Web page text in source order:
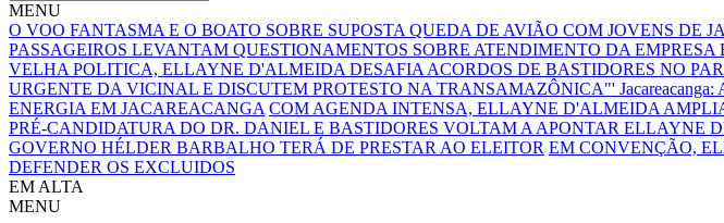
MENU
O VOO FANTASMA E O BOATO SOBRE SUPOSTA QUEDA DE AVIÃO COM JOVENS DE
PASSAGEIROS LEVANTAM QUESTIONAMENTOS SOBRE ATENDIMENTO DA
VELHA POLITICA, ELLAYNE D'ALMEIDA DESAFIA ACORDOS DE BASTIDORES NO
URGENTE DA VICINAL E DISCUTEM PROTESTO NA TRANSAMAZÔNICA"'
ENERGIA EM JACAREACANGA COM AGENDA INTENSA, ELLAYNE D'ALMEIDA
PRÉ-CANDIDATURA DO DR. DANIEL E BASTIDORES VOLTAM A APONTAR ELLAYNE
GOVERNO HÉLDER BARBALHO TERÁ DE PRESTAR AO ELEITOR EM CONVENÇÃO,
DEFENDER OS EXCLUIDOS
EM ALTA
MENU